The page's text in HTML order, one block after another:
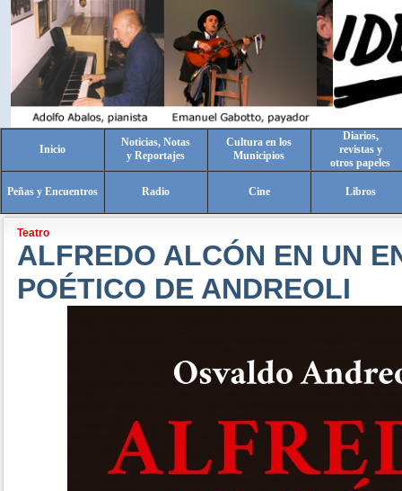
Inicio
Noticias, Notas
y Reportajes
Cultura en los
Municipios
Diarios,
revistas y
otros papeles
Peñas y Encuentros Radio Cine Libros
Teatro
ALFREDO ALCÓN EN UN
POÉTICO DE ANDREOLI